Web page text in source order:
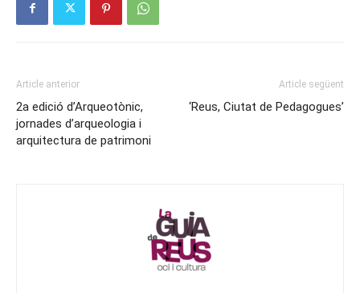
Article anterior
2a edició d’Arqueotònic,
jornades d’arqueologia i
arquitectura de patrimoni
Article següent
‘Reus, Ciutat de Pedagogues’